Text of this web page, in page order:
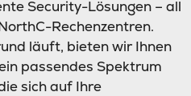
Security-Lösungen – all
Rechenzentren.
läuft, bieten wir Ihnen
passendes Spektrum
sich auf Ihre